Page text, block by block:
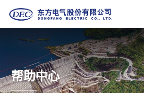
帮助中心